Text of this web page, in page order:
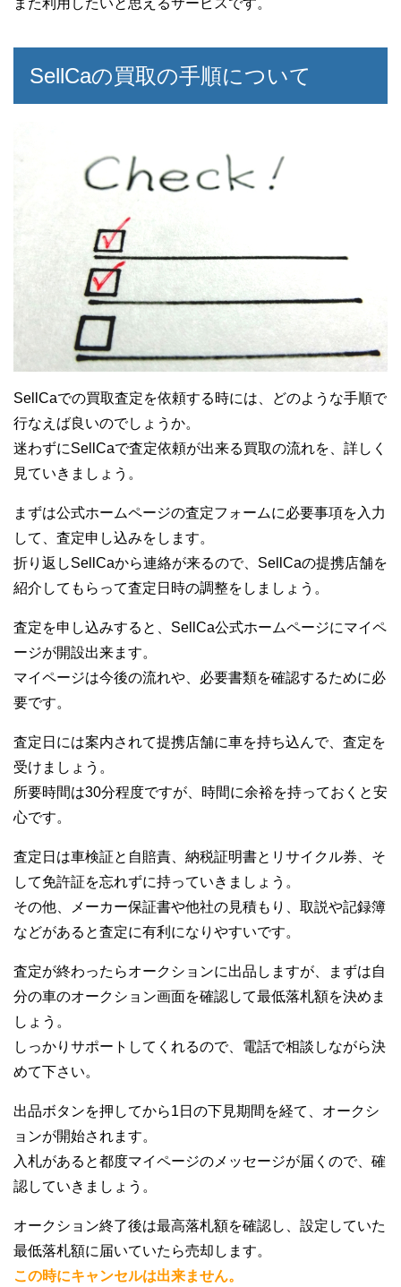
また利用したいと思えるサービスです。
SellCaの買取の手順について
SellCaでの買取査定を依頼する時には、どのような手順で
行なえば良いのでしょうか。
迷わずにSellCaで査定依頼が出来る買取の流れを、詳しく
見ていきましょう。
まずは公式ホームページの査定フォームに必要事項を入力
して、査定申し込みをします。
折り返しSellCaから連絡が来るので、SellCaの提携店舗を
紹介してもらって査定日時の調整をしましょう。
査定を申し込みすると、SellCa公式ホームページにマイペ
ージが開設出来ます。
マイページは今後の流れや、必要書類を確認するために必
要です。
査定日には案内されて提携店舗に車を持ち込んで、査定を
受けましょう。
所要時間は30分程度ですが、時間に余裕を持っておくと安
心です。
査定日は車検証と自賠責、納税証明書とリサイクル券、そ
して免許証を忘れずに持っていきましょう。
その他、メーカー保証書や他社の見積もり、取説や記録簿
などがあると査定に有利になりやすいです。
査定が終わったらオークションに出品しますが、まずは自
分の車のオークション画面を確認して最低落札額を決めま
しょう。
しっかりサポートしてくれるので、電話で相談しながら決
めて下さい。
出品ボタンを押してから1日の下見期間を経て、オークシ
ョンが開始されます。
入札があると都度マイページのメッセージが届くので、確
認していきましょう。
オークション終了後は最高落札額を確認し、設定していた
最低落札額に届いていたら売却します。
この時にキャンセルは出来ません。